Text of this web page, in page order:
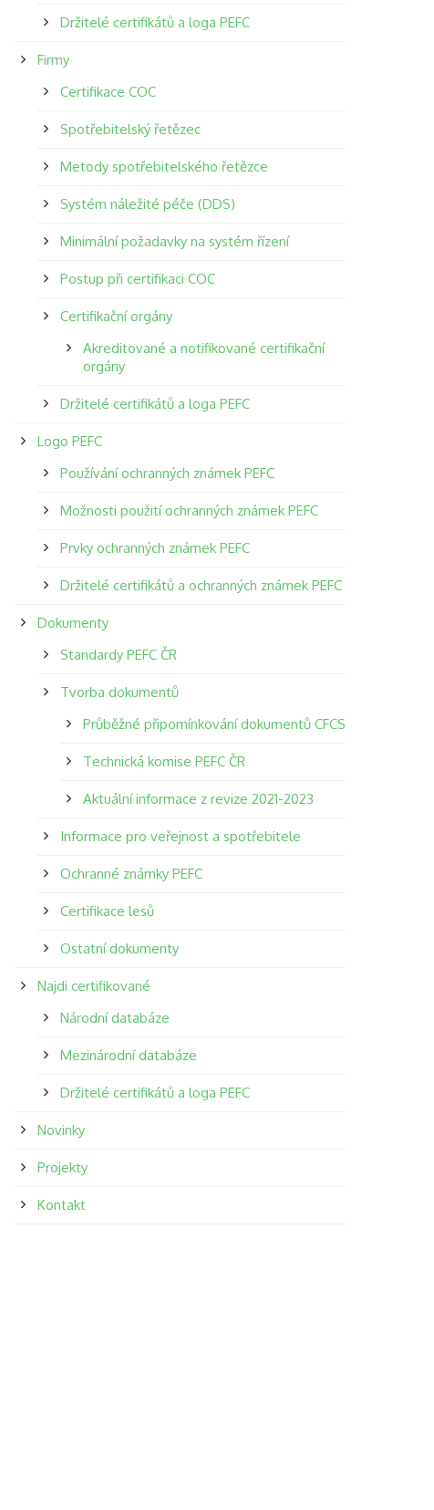
Držitelé certifikátů a loga PEFC
Firmy
Certifikace COC
Spotřebitelský řetězec
Metody spotřebitelského řetězce
Systém náležité péče (DDS)
Minimální požadavky na systém řízení
Postup při certifikaci COC
Certifikační orgány
Akreditované a notifikované certifikační
orgány
Držitelé certifikátů a loga PEFC
Logo PEFC
Používání ochranných známek PEFC
Možnosti použití ochranných známek PEFC
Prvky ochranných známek PEFC
Držitelé certifikátů a ochranných známek PEFC
Dokumenty
Standardy PEFC ČR
Tvorba dokumentů
Průběžné připomínkování dokumentů CFCS
Technická komise PEFC ČR
Aktuální informace z revize 2021-2023
Informace pro veřejnost a spotřebitele
Ochranné známky PEFC
Certifikace lesů
Ostatní dokumenty
Najdi certifikované
Národní databáze
Mezinárodní databáze
Držitelé certifikátů a loga PEFC
Novinky
Projekty
Kontakt